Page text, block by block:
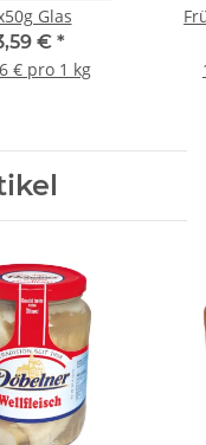
Glas
€ *
€ pro 1 kg